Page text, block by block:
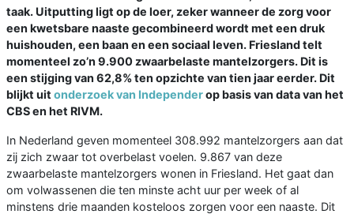
taak. Uitputting ligt op de loer, zeker wanneer de zorg voor
een kwetsbare naaste gecombineerd wordt met een druk
huishouden, een baan en een sociaal leven. Friesland telt
momenteel zo’n 9.900 zwaarbelaste mantelzorgers. Dit is
een stijging van 62,8% ten opzichte van tien jaar eerder. Dit
blijkt uit onderzoek van Independerop basis van data van het
CBS en het RIVM.
In Nederland geven momenteel 308.992 mantelzorgers aan dat
zij zich zwaar tot overbelast voelen. 9.867 van deze
zwaarbelaste mantelzorgers wonen in Friesland. Het gaat dan
om volwassenen die ten minste acht uur per week of al
minstens drie maanden kosteloos zorgen voor een naaste. Dit